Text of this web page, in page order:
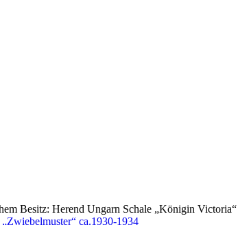
Besitz: Herend Ungarn Schale „Königin